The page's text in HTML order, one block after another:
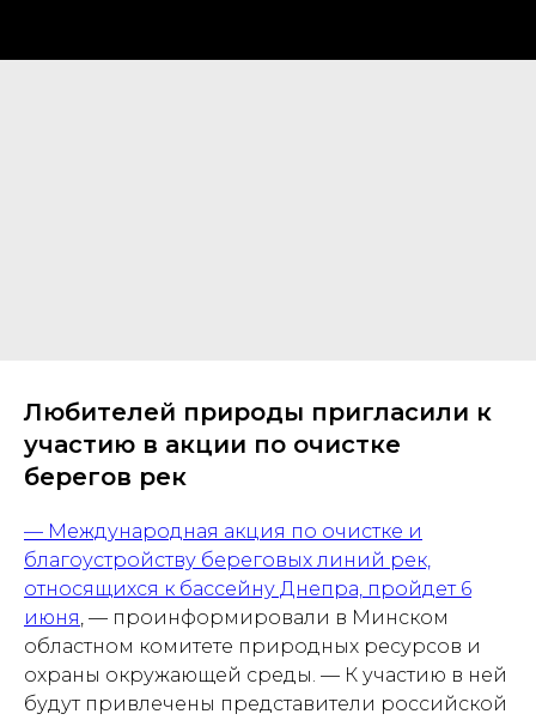
Любителей природы пригласили к
участию в акции по очистке
берегов рек
— Международная акция по очистке и
благоустройству береговых линий рек,
относящихся к бассейну Днепра, пройдет 6
июня, — проинформировали в Минском
областном комитете природных ресурсов и
охраны окружающей среды. — К участию в ней
будут привлечены представители российской